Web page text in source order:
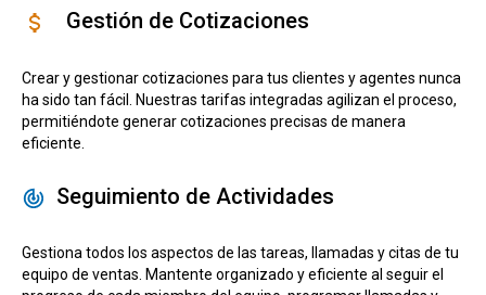
Gestión de Cotizaciones
Crear y gestionar cotizaciones para tus clientes y agentes nunca
ha sido tan fácil. Nuestras tarifas integradas agilizan el proceso,
permitiéndote generar cotizaciones precisas de manera
eficiente.
Seguimiento de Actividades
Gestiona todos los aspectos de las tareas, llamadas y citas de tu
equipo de ventas. Mantente organizado y eficiente al seguir el